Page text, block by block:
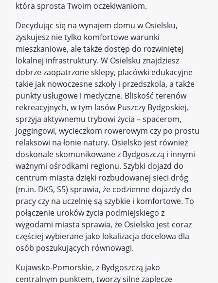
która sprosta Twoim oczekiwaniom.
Decydując się na wynajem domu w Osielsku,
zyskujesz nie tylko komfortowe warunki
mieszkaniowe, ale także dostęp do rozwiniętej
lokalnej infrastruktury. W Osielsku znajdziesz
dobrze zaopatrzone sklepy, placówki edukacyjne
takie jak nowoczesne szkoły i przedszkola, a także
punkty usługowe i medyczne. Bliskość terenów
rekreacyjnych, w tym lasów Puszczy Bydgoskiej,
sprzyja aktywnemu trybowi życia – spacerom,
joggingowi, wycieczkom rowerowym czy po prostu
relaksowi na łonie natury. Osielsko jest również
doskonale skomunikowane z Bydgoszczą i innymi
ważnymi ośrodkami regionu. Szybki dojazd do
centrum miasta dzięki rozbudowanej sieci dróg
(m.in. DK5, S5) sprawia, że codzienne dojazdy do
pracy czy na uczelnię są szybkie i komfortowe. To
połączenie uroków życia podmiejskiego z
wygodami miasta sprawia, że Osielsko jest coraz
częściej wybierane jako lokalizacja docelowa dla
osób poszukujących równowagi.
Kujawsko-Pomorskie, z Bydgoszczą jako
centralnym punktem, tworzy silne zaplecze